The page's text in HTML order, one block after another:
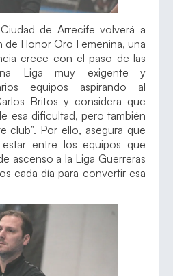
de Arrecife volverá a
de Honor Oro Femenina, una
crece con el paso de las
Liga muy exigente y
equipos aspirando al
Britos y considera que
esa dificultad, pero también
club”. Por ello, asegura que
entre los equipos que
ascenso a la Liga Guerreras
cada día para convertir esa